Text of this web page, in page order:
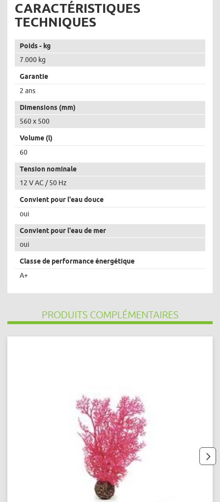
CARACTÉRISTIQUES
TECHNIQUES
Poids - kg
7.000 kg
Garantie
2 ans
Dimensions (mm)
560 x 500
Volume (l)
60
Tension nominale
12 V AC / 50 Hz
Convient pour l'eau douce
oui
Convient pour l'eau de mer
oui
Classe de performance énergétique
A+
PRODUITS COMPLÉMENTAIRES